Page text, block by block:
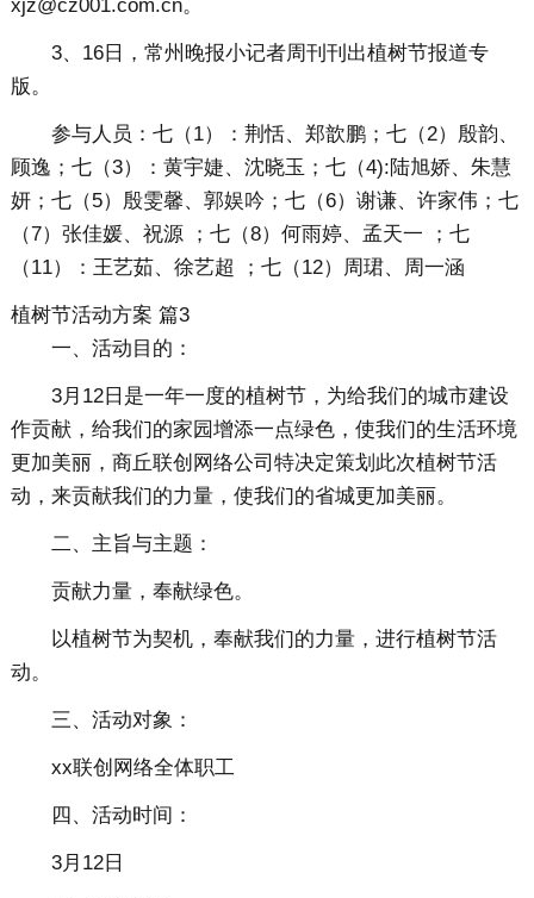
xjz@cz001.com.cn。
3、16日，常州晚报小记者周刊刊出植树节报道专
版。
参与人员：七（1）：荆恬、郑歆鹏；七（2）殷韵、
顾逸；七（3）：黄宇婕、沈晓玉；七（4):陆旭娇、朱慧
妍；七（5）殷雯馨、郭娱吟；七（6）谢谦、许家伟；七
（7）张佳媛、祝源 ；七（8）何雨婷、孟天一 ；七
（11）：王艺茹、徐艺超 ；七（12）周珺、周一涵
植树节活动方案 篇3
一、活动目的：
3月12日是一年一度的植树节，为给我们的城市建设
作贡献，给我们的家园增添一点绿色，使我们的生活环境
更加美丽，商丘联创网络公司特决定策划此次植树节活
动，来贡献我们的力量，使我们的省城更加美丽。
二、主旨与主题：
贡献力量，奉献绿色。
以植树节为契机，奉献我们的力量，进行植树节活
动。
三、活动对象：
xx联创网络全体职工
四、活动时间：
3月12日